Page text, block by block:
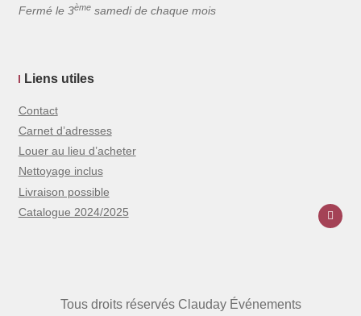
Fermé le 3èmesamedi de chaque mois
Liens utiles
Contact
Carnet d’adresses
Louer au lieu d’acheter
Nettoyage inclus
Livraison possible
Catalogue 2024/2025
Tous droits réservés Clauday Événements